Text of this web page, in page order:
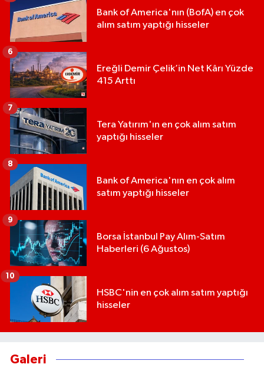
Bank of America'nın (BofA) en çok
alım satım yaptığı hisseler
Ereğli Demir Çelik’in Net Kârı Yüzde
415 Arttı
6
Tera Yatırım'ın en çok alım satım
yaptığı hisseler
7
Bank of America'nın en çok alım
satım yaptığı hisseler
8
Borsa İstanbul Pay Alım-Satım
Haberleri (6 Ağustos)
9
HSBC'nin en çok alım satım yaptığı
hisseler
10
Galeri